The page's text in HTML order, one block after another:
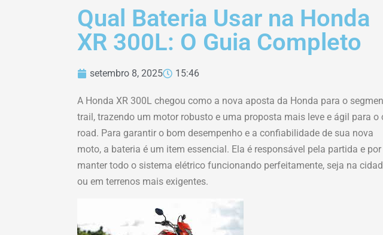
Qual Bateria Usar na Honda
XR 300L: O Guia Completo
setembro 8, 2025 15:46
A Honda XR 300L chegou como a nova aposta da Honda para o
trail, trazendo um motor robusto e uma proposta mais leve e ágil para o
road. Para garantir o bom desempenho e a confiabilidade de sua nova
moto, a bateria é um item essencial. Ela é responsável pela partida e por
manter todo o sistema elétrico funcionando perfeitamente, seja na
ou em terrenos mais exigentes.